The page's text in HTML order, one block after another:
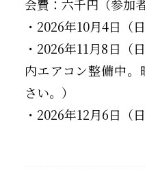
会費：六千円（参加
・2026年10月4日（
・2026年11月8日
内エアコン整備中
さい。）
・2026年12月6日（